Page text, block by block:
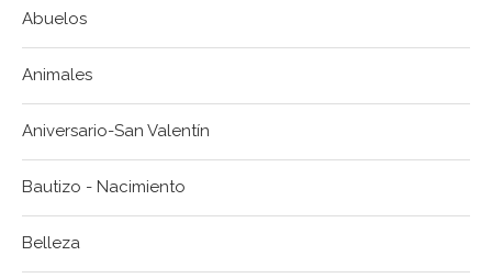
Abuelos
Animales
Aniversario-San Valentín
Bautizo - Nacimiento
Belleza